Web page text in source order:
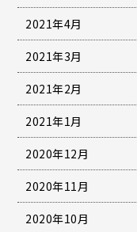
2021年4月
2021年3月
2021年2月
2021年1月
2020年12月
2020年11月
2020年10月